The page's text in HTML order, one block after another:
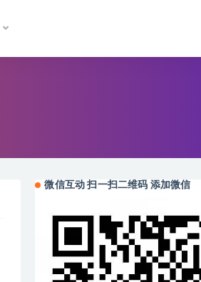
微信互动 扫一扫二维码 添加微信